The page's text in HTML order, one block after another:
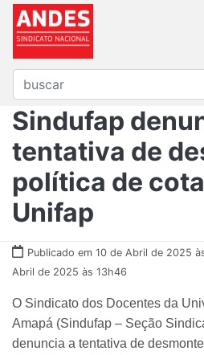
Sindufap
tentativa de
política de
Unifap
Publicado em 10 de Abril de 2025
Abril de 2025 às 13h46
O Sindicato dos Docentes da
Amapá (Sindufap – Seção
denuncia a tentativa de